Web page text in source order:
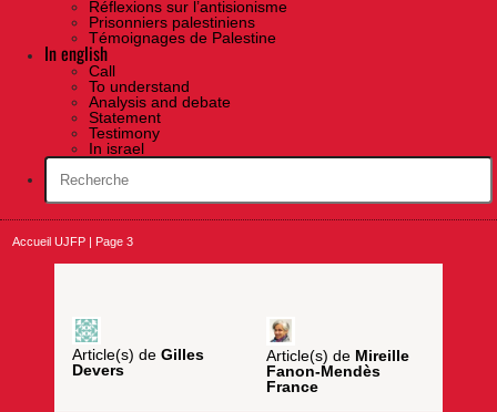
Réflexions sur l’antisionisme
Prisonniers palestiniens
Témoignages de Palestine
In english
Call
To understand
Analysis and debate
Statement
Testimony
In israel
Accueil UJFP Page 3
Article(s) deGilles
Devers
Article(s) de Mireille
Fanon-Mendès
France